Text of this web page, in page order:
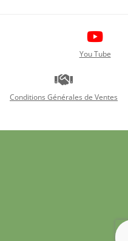
You Tube
Conditions Générales de Ventes